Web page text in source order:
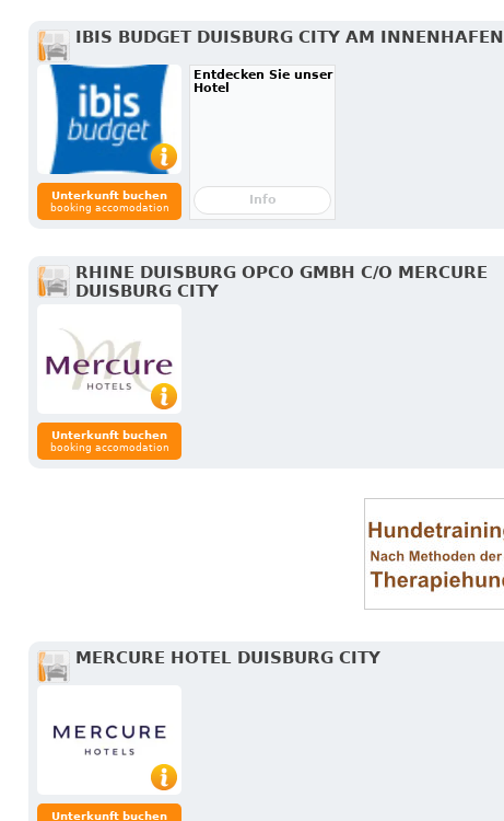
IBIS BUDGET DUISBURG CITY AM INNENHAFEN
Unterkunft buchen
booking accomodation
Entdecken Sie unser
Hotel
Info
RHINE DUISBURG OPCO GMBH C/O MERCURE
DUISBURG CITY
Unterkunft buchen
booking accomodation
MERCURE HOTEL DUISBURG CITY
Unterkunft buchen